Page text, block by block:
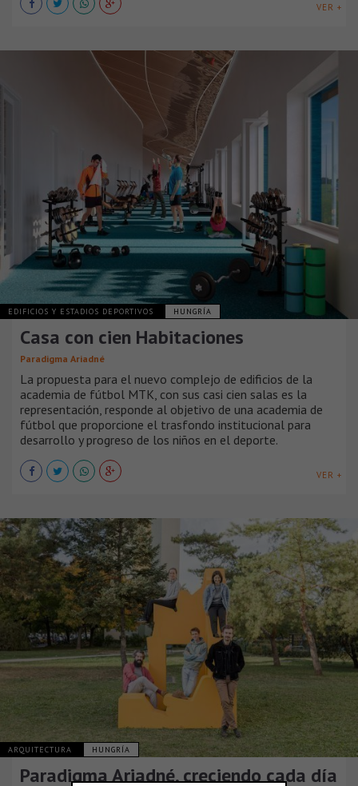
VER +
EDIFICIOS Y ESTADIOS DEPORTIVOS HUNGRÍA
Casa con cien Habitaciones
Paradigma Ariadné
La propuesta para el nuevo complejo de edificios de la
academia de fútbol MTK, con sus casi cien salas es la
representación, responde al objetivo de una academia de
fútbol que proporcione el trasfondo institucional para
desarrollo y progreso de los niños en el deporte.
VER +
ARQUITECTURA HUNGRÍA
Paradigma Ariadné, creciendo cada día